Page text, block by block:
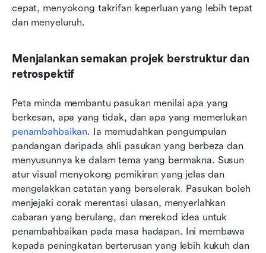
cepat, menyokong takrifan keperluan yang lebih tepat
dan menyeluruh.
Menjalankan semakan projek berstruktur dan
retrospektif
Peta minda membantu pasukan menilai apa yang
penambahbaikan. Ia memudahkan pengumpulan
pandangan daripada ahli pasukan yang berbeza dan
menyusunnya ke dalam tema yang bermakna. Susun
atur visual menyokong pemikiran yang jelas dan
mengelakkan catatan yang berselerak. Pasukan boleh
menjejaki corak merentasi ulasan, menyerlahkan
cabaran yang berulang, dan merekod idea untuk
penambahbaikan pada masa hadapan. Ini membawa
kepada peningkatan berterusan yang lebih kukuh dan